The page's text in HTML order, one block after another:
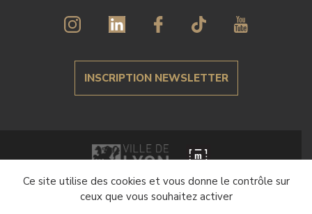
INSCRIPTION NEWSLETTER
Crédits et mentions légales
Ce site utilise des cookies et vous donne le contrôle sur
ceux que vous souhaitez activer